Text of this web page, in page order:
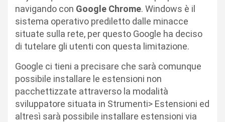
navigando con Google Chrome. Windows è il
sistema operativo prediletto dalle minacce
situate sulla rete, per questo Google ha deciso
di tutelare gli utenti con questa limitazione.
Google ci tieni a precisare che sarà comunque
possibile installare le estensioni non
pacchettizzate attraverso la modalità
sviluppatore situata in Strumenti> Estensioni ed
altresì sarà possibile installare estensioni via